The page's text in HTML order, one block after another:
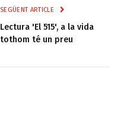
SEGÜENT ARTICLE
Lectura 'El 515', a la vida
tothom té un preu